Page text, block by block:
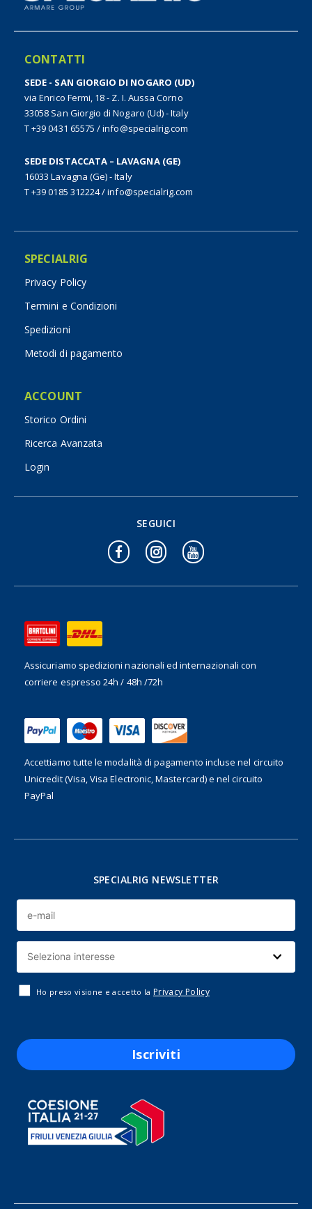
CONTATTI
SEDE - SAN GIORGIO DI NOGARO (UD)
via Enrico Fermi, 18 - Z. I. Aussa Corno
33058 San Giorgio di Nogaro (Ud) - Italy
T +39 0431 65575 /info@specialrig.com
SEDE DISTACCATA – LAVAGNA (GE)
16033 Lavagna (Ge) - Italy
T +39 0185 312224/info@specialrig.com
SPECIALRIG
Privacy Policy
Termini e Condizioni
Spedizioni
Metodi di pagamento
ACCOUNT
Storico Ordini
Ricerca Avanzata
Login
Assicuriamo spedizioni nazionali ed internazionalicon
corriere espresso 24h / 48h /72h
Accettiamo tutte le modalità di pagamento incluse nel circuito
Unicredit (Visa, Visa Electronic, Mastercard) e nel circuito
PayPal
SEGUICI
SPECIALRIG NEWSLETTER
Ho preso visione e accetto la Privacy Policy
Iscriviti